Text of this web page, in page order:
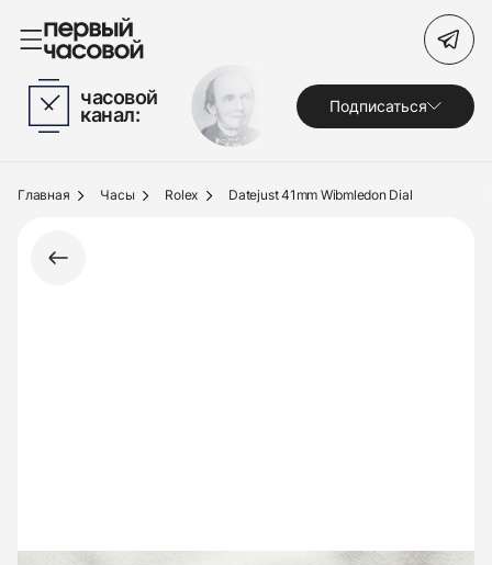
Часы
Украшения
Под заказ
Поиск по сайту
часовой
канал: Подписаться
Главная Часы Rolex Datejust 41mm Wibmledon Dial